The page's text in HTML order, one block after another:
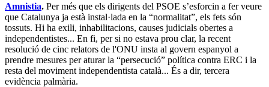
Amnistia. Per més que els dirigents del PSOE s’esforcin a fer veure
que Catalunya ja està instal·lada en la “normalitat”, els fets són
tossuts. Hi ha exili, inhabilitacions, causes judicials obertes a
independentistes... En fi, per si no estava prou clar, la recent
resolució de cinc relators de l'ONU insta al govern espanyol a
prendre mesures per aturar la “persecució” política contra ERC i la
resta del moviment independentista català... És a dir, tercera
evidència palmària.